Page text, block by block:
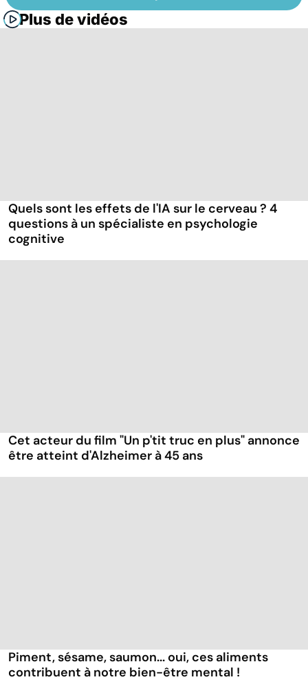
Plus de vidéos
Quels sont les effets de l'IA sur le cerveau ? 4
questions à un spécialiste en psychologie
cognitive
Cet acteur du film "Un p'tit truc en plus" annonce
être atteint d'Alzheimer à 45 ans
Piment, sésame, saumon... oui, ces aliments
contribuent à notre bien-être mental !